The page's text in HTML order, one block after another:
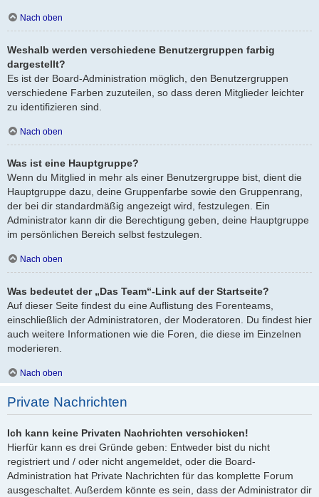
Nach oben
Weshalb werden verschiedene Benutzergruppen farbig
dargestellt?
Es ist der Board-Administration möglich, den Benutzergruppen
verschiedene Farben zuzuteilen, so dass deren Mitglieder leichter
zu identifizieren sind.
Nach oben
Was ist eine Hauptgruppe?
Wenn du Mitglied in mehr als einer Benutzergruppe bist, dient die
Hauptgruppe dazu, deine Gruppenfarbe sowie den Gruppenrang,
der bei dir standardmäßig angezeigt wird, festzulegen. Ein
Administrator kann dir die Berechtigung geben, deine Hauptgruppe
im persönlichen Bereich selbst festzulegen.
Nach oben
Was bedeutet der „Das Team“-Link auf der Startseite?
Auf dieser Seite findest du eine Auflistung des Forenteams,
einschließlich der Administratoren, der Moderatoren. Du findest hier
auch weitere Informationen wie die Foren, die diese im Einzelnen
moderieren.
Nach oben
Private Nachrichten
Ich kann keine Privaten Nachrichten verschicken!
Hierfür kann es drei Gründe geben: Entweder bist du nicht
registriert und / oder nicht angemeldet, oder die Board-
Administration hat Private Nachrichten für das komplette Forum
ausgeschaltet. Außerdem könnte es sein, dass der Administrator dir